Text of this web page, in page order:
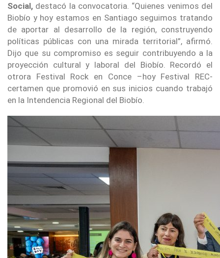
Social, destacó la convocatoria. “Quienes venimos del
Biobío y hoy estamos en Santiago seguimos tratando
de aportar al desarrollo de la región, construyendo
políticas públicas con una mirada territorial”, afirmó.
Dijo que su compromiso es seguir contribuyendo a la
proyección cultural y laboral del Biobío. Recordó el
otrora Festival Rock en Conce –hoy Festival REC-
certamen que promovió en sus inicios cuando trabajó
en la Intendencia Regional del Biobío.